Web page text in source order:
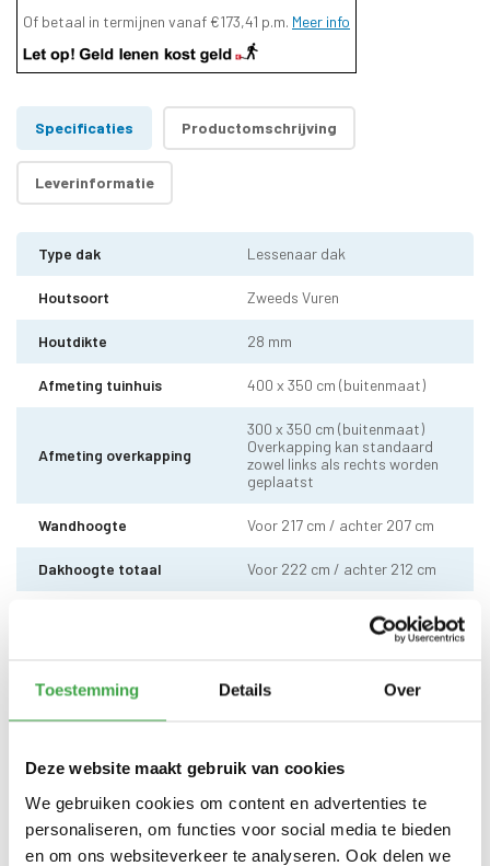
Toestemming Details Over
Deze website maakt gebruik van cookies
We gebruiken cookies om content en advertenties te
personaliseren, om functies voor social media te bieden
en om ons websiteverkeer te analyseren. Ook delen we
Of betaal in termijnen vanaf €173,41 p.m. Meer info
Specificaties Productomschrijving
Leverinformatie
Type dak Lessenaar dak
Houtsoort Zweeds Vuren
Houtdikte 28 mm
Afmeting tuinhuis 400 x 350 cm (buitenmaat)
Afmeting overkapping
300 x 350 cm (buitenmaat)
Overkapping kan standaard
zowel links als rechts worden
geplaatst
Wandhoogte Voor 217 cm / achter 207 cm
Dakhoogte totaal Voor 222 cm / achter 212 cm
10 x 10 cm - 1 stuks incl.
Dakbedekking
Dubbele deur zonder drempel -
voorzien van echt glas
Doorloophoogte deur 188 cm